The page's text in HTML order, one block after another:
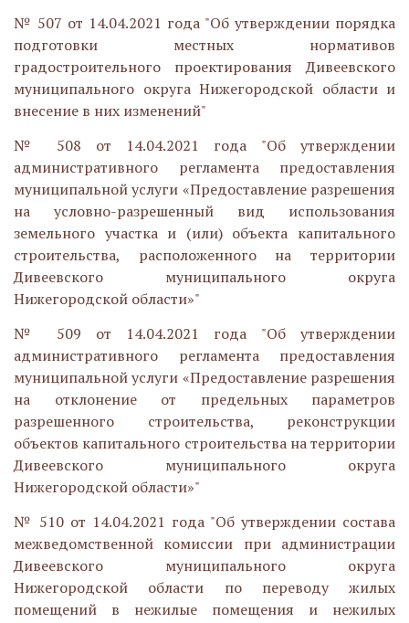
№ 507 от 14.04.2021 года "Об утверждении порядка
подготовки местных нормативов
градостроительного проектирования Дивеевского
муниципального округа Нижегородской области и
внесение в них изменений"
№ 508 от 14.04.2021 года "Об утверждении
административного регламента предоставления
муниципальной услуги «Предоставление разрешения
на условно-разрешенный вид использования
земельного участка и (или) объекта капитального
строительства, расположенного на территории
Дивеевского муниципального округа
Нижегородской области»"
№ 509 от 14.04.2021 года "Об утверждении
административного регламента предоставления
муниципальной услуги «Предоставление разрешения
на отклонение от предельных параметров
разрешенного строительства, реконструкции
объектов капитального строительства на территории
Дивеевского муниципального округа
Нижегородской области»"
№ 510 от 14.04.2021 года "Об утверждении состава
межведомственной комиссии при администрации
Дивеевского муниципального округа
Нижегородской области по переводу жилых
помещений в нежилые помещения и нежилых